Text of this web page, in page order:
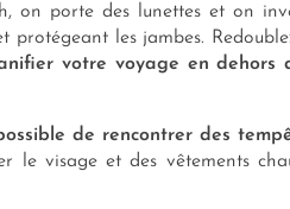
on porte des lunettes et on
protégeant les jambes.
votre voyage en dehors
de rencontrer des
le visage et des vêtements